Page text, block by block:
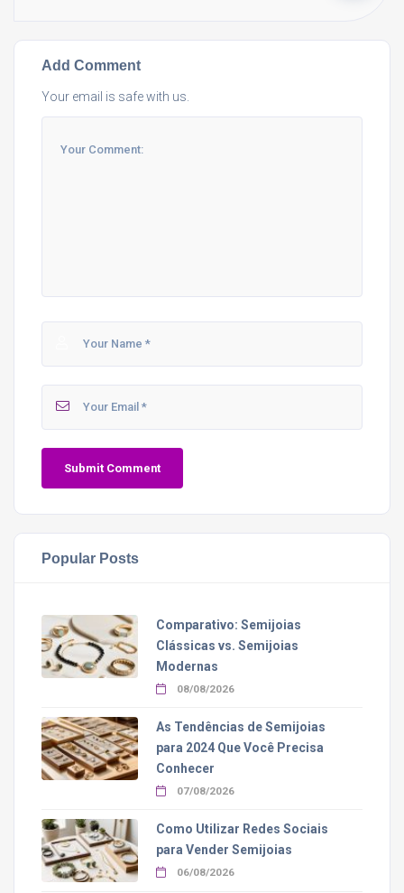
Add Comment
Your email is safe with us.
Popular Posts
Comparativo: Semijoias
Clássicas vs. Semijoias
Modernas
08/08/2026
As Tendências de Semijoias
para 2024 Que Você Precisa
Conhecer
07/08/2026
Como Utilizar Redes Sociais
para Vender Semijoias
06/08/2026